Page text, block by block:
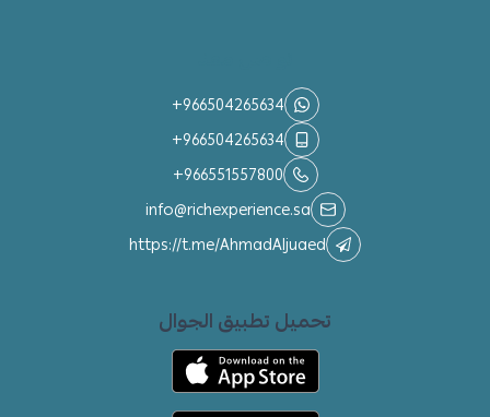
+966504265634
+966504265634
+966551557800
info@richexperience.sa
https://t.me/AhmadAljuaed
تحميل تطبيق الجوال